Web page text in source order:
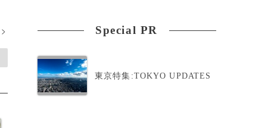
> Special PR
東京特集:TOKYO UPDATES